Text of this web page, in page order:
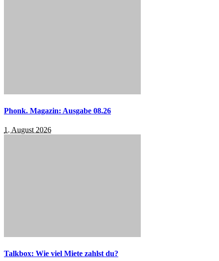
Phonk. Magazin: Ausgabe 08.26
1. August 2026
Talkbox: Wie viel Miete zahlst du?